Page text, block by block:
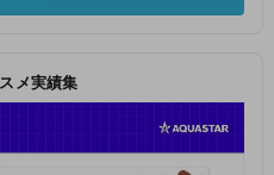
メ実績集